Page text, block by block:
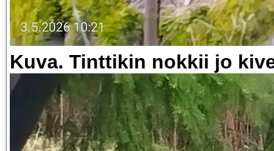
Kuva. Tinttikin nokkii jo